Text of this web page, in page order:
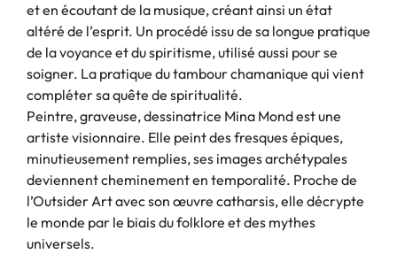
et en écoutant de la musique, créant ainsi un état
altéré de l’esprit. Un procédé issu de sa longue pratique
de la voyance et du spiritisme, utilisé aussi pour se
soigner. La pratique du tambour chamanique qui vient
compléter sa quête de spiritualité.
Peintre, graveuse, dessinatrice Mina Mond est une
artiste visionnaire. Elle peint des fresques épiques,
minutieusement remplies, ses images archétypales
deviennent cheminement en temporalité. Proche de
l’Outsider Art avec son œuvre catharsis, elle décrypte
le monde par le biais du folklore et des mythes
universels.